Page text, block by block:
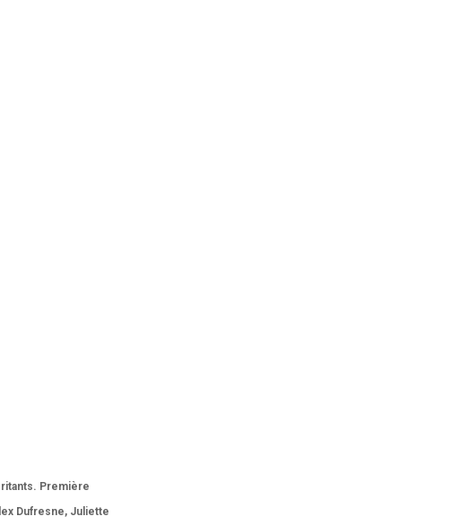
Première
Dufresne, Juliette